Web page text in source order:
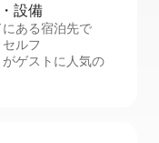
設⁠備
ある宿泊先で
ル⁠フ
ゲストに人気の